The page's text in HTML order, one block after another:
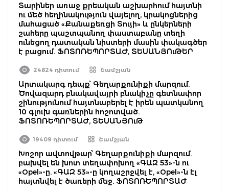
Տարիներ առաջ քրեական աշխարհում հայտնի
ու մեծ հեղինակություն վայելող, կրակոցներից
մահացած «Քանաքեռցի Տույի» և ընկերների
շահերը պաշտպանող փաստաբանը տեղի
ունեցող դատական նիստերի մասին փակագծեր
է բացում. ՖՈՏՈՌԵՊՈՐՏԱԺ, ՏԵՍԱՆՅՈւԹԵՐ
24824 դիտում Շամշյան
Արտակարգ դեպք՝ Գեղարքունիքի մարզում.
Ծովազարդ բնակավայրի բնակիչը գետնափոր
շինությունում հայտնաբերել է իրեն պատկանող
10 գլուխ գառներին հոշոտված.
ՖՈՏՈՌԵՊՈՐՏԱԺ, ՏԵՍԱՆՅՈւԹ
19409 դիտում Շամշյան
Խոշոր ավտովթար՝ Գեղարքունիքի մարզում.
բախվել են խոտ տեղափոխող «ԳԱԶ 53»-ն ու
«Opel»-ը. «ԳԱԶ 53»-ը կողաշրջվել է, «Opel»-ն էլ
հայտնվել է ծառերի մեջ. ՖՈՏՈՌԵՊՈՐՏԱԺ